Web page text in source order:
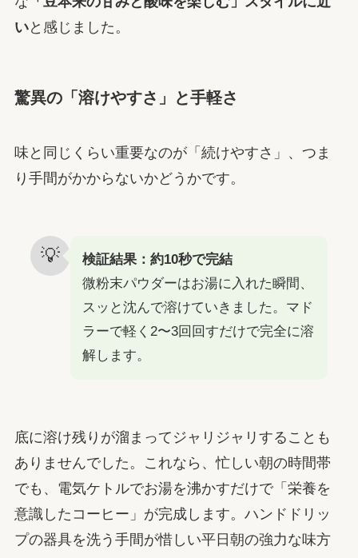
いと感じました。
驚異の「溶けやすさ」と手軽さ
味と同じくらい重要なのが「続けやすさ」、つま
り手間がかからないかどうかです。
💡
検証結果：約10秒で完結
微粉末パウダーはお湯に入れた瞬間、
スッと沈んで溶けていきました。マド
ラーで軽く2〜3回回すだけで完全に溶
解します。
底に溶け残りが溜まってジャリジャリすることも
ありませんでした。これなら、忙しい朝の時間帯
でも、電気ケトルでお湯を沸かすだけで「栄養を
意識したコーヒー」が完成します。ハンドドリッ
プの器具を洗う手間が惜しい平日朝の強力な味方